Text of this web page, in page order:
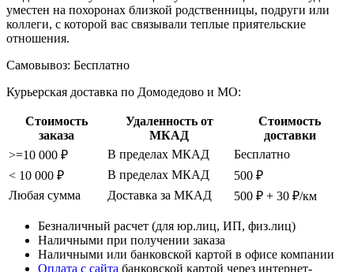
уместен на похоронах близкой родственницы, подруги или
коллеги, с которой вас связывали теплые приятельские
отношения.
Самовывоз: Бесплатно
Курьерская доставка по Домодедово и МО:
Стоимость
заказа
Удаленность от
МКАД
Стоимость
доставки
>=10 000 ₽
В пределах МКАД
Бесплатно
< 10 000 ₽
В пределах МКАД
500 ₽
Любая сумма
Доставка за МКАД 500 ₽ + 30 ₽/км
Безналичный расчет (для юр.лиц, ИП, физ.лиц)
Наличными при получении заказа
Наличными или банковской картой в офисе компании
Оплата с сайта банковской картой через интернет-